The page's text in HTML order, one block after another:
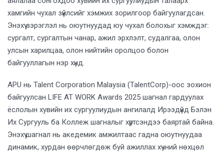
хамгийн чухал зүйлсийг хэмжих зорилгоор байгуулагдсан.
Энэхүү зэрэглэл нь оюутнуудад юу чухал болохыг хэмждэг:
сургалт, сургалтын чанар, ажил эрхлэлт, судалгаа, олон
улсын харилцаа, олон нийтийн оролцоо болон
байгууллагын нэр хүнд.
APU нь Talent Corporation Malaysia (TalentCorp)-оос зохион
байгуулсан LIFE AT WORK Awards 2025 шагнал гардуулах
ёслолын хувийн их сургуулиудын ангилалд Ирээдүйд Бэлэн
Их Сургууль ба Коллеж шагналыг хүртсэндээ баяртай байна.
Энэхүү шагнал нь акедемик амжилтаас гадна оюутнуудаа
динамик, хурдан өөрчлөгдөж буй ажиллах хүчний нөхцөл